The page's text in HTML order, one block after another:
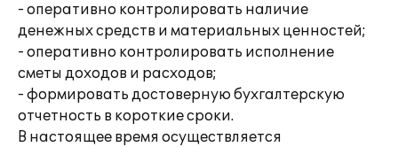
- оперативно контролировать наличие
денежных средств и материальных ценностей;
- оперативно контролировать исполнение
сметы доходов и расходов;
- формировать достоверную бухгалтерскую
отчетность в короткие сроки.
В настоящее время осуществляется